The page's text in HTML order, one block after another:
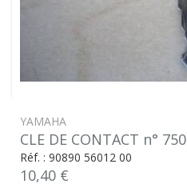
YAMAHA
CLE DE CONTACT n° 750
Réf. : 90890 56012 00
10,40 €